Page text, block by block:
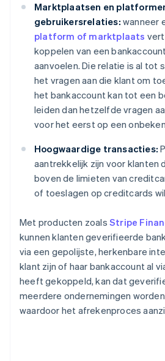
Marktplaatsen en
gebruikersrelaties: wanneer
platform of marktplaats
koppelen van een
aanvoelen. Die relatie is al tot
het vragen aan die klant om
het bankaccount kan tot een
leiden dan hetzelfde vragen
voor het eerst op een
Hoogwaardige transacties:
aantrekkelijk zijn voor klanten
boven de limieten van
of toeslagen op creditcards
Met producten zoals Stripe
kunnen klanten geverifieerde
via een gepolijste, herkenbare
klant zijn of haar bankaccount al
heeft gekoppeld, kan dat
meerdere ondernemingen
waardoor het afrekenproces